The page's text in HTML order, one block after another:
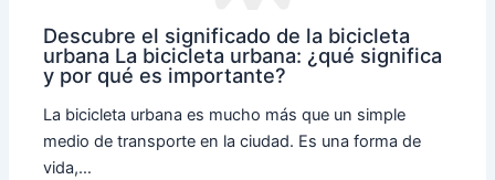
Descubre el significado de la bicicleta
urbana La bicicleta urbana: ¿qué significa
y por qué es importante?
La bicicleta urbana es mucho más que un simple
medio de transporte en la ciudad. Es una forma de
vida,…